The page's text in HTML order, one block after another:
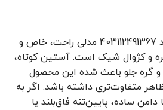
بلوز جلوگره‌ای nevado کد 403112491367 مدلی راحت، خاص و
و کژوال شیک است. آستین کوتاه،
و گره جلو باعث شده این محصول
متفاوت‌تری داشته باشد. اگر به
ساده، پایین‌تنه فاق‌بلند یا